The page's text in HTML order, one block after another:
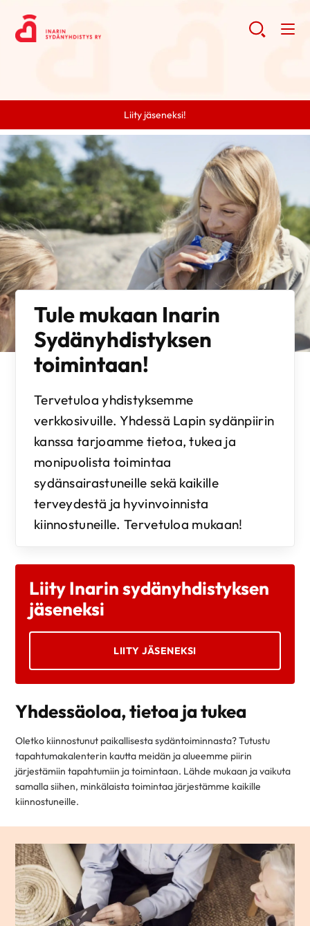
Liity jäseneksi!
Tule mukaan Inarin
Sydänyhdistyksen
toimintaan!
Tervetuloa yhdistyksemme
verkkosivuille. Yhdessä Lapin sydänpiirin
kanssa tarjoamme tietoa, tukea ja
monipuolista toimintaa
sydänsairastuneille sekä kaikille
terveydestä ja hyvinvoinnista
kiinnostuneille. Tervetuloa mukaan!
Liity Inarin sydänyhdistyksen
jäseneksi
LIITY JÄSENEKSI
Yhdessäoloa, tietoa ja tukea
Oletko kiinnostunut paikallisesta sydäntoiminnasta? Tutustu
tapahtumakalenterin kautta meidän ja alueemme piirin
järjestämiin tapahtumiin ja toimintaan. Lähde mukaan ja vaikuta
samalla siihen, minkälaista toimintaa järjestämme kaikille
kiinnostuneille.